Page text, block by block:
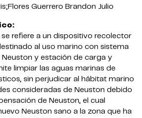
Guerrero Brandon Julio
se refiere a un dispositivo recolector
al uso marino con sistema
y estación de carga y
limpiar las aguas marinas de
sin perjudicar al hábitat marino
consideradas de Neuston debido
de Neuston, el cual
Neuston sano a la zona que ha